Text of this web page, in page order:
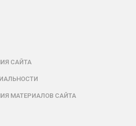
САЙТА
МАТЕРИАЛОВ САЙТА